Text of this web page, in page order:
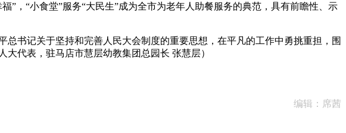
，“小食堂”服务“大民生”成为全市为老年人助餐服务的典范，具有前瞻性、示
书记关于坚持和完善人民大会制度的重要思想，在平凡的工作中勇挑重担，围
代表，驻马店市慧层幼教集团总园长 张慧层）
编辑：席茜